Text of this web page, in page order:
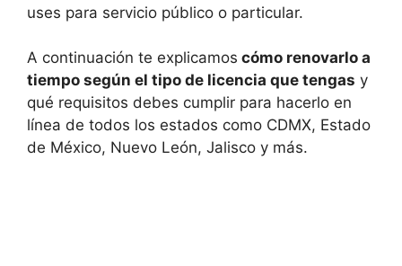
uses para servicio público o particular.
A continuación te explicamos cómo renovarlo a
tiempo según el tipo de licencia que tengas y
qué requisitos debes cumplir para hacerlo en
línea de todos los estados como CDMX, Estado
de México, Nuevo León, Jalisco y más.